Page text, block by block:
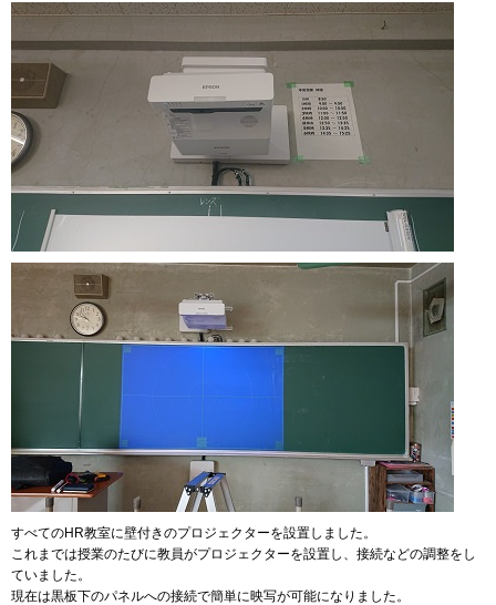
すべてのHR教室に壁付きのプロジェクターを設置しました。
これまでは授業のたびに教員がプロジェクターを設置し、接続などの調整をし
ていました。
現在は黒板下のパネルへの接続で簡単に映写が可能になりました。